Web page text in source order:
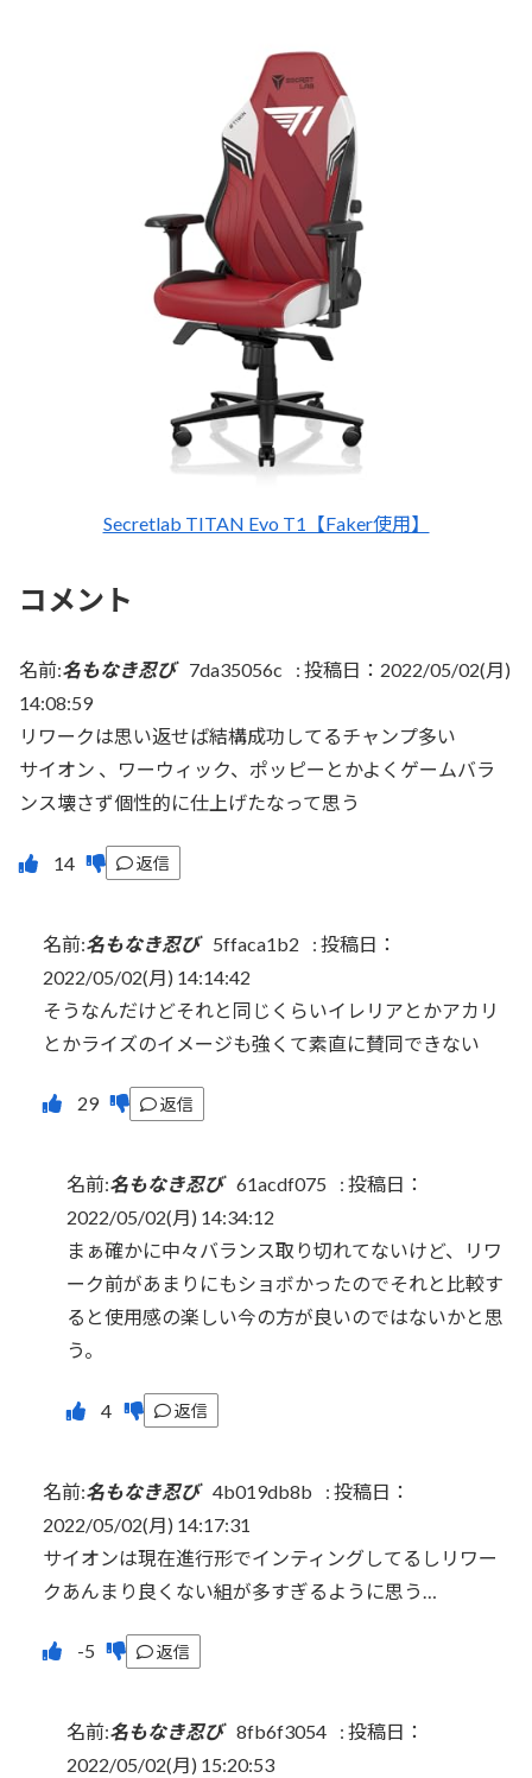
Secretlab TITAN Evo T1【Faker使用】
コメント
名前:名もなき忍び 7da35056c : 投稿日：2022/05/02(月)
14:08:59
リワークは思い返せば結構成功してるチャンプ多い
サイオン 、ワーウィック、ポッピーとかよくゲームバラ
ンス壊さず個性的に仕上げたなって思う
返信
名前:名もなき忍び 5ffaca1b2 : 投稿日：
2022/05/02(月) 14:14:42
そうなんだけどそれと同じくらいイレリアとかアカリ
とかライズのイメージも強くて素直に賛同できない
返信
名前:名もなき忍び 61acdf075 : 投稿日：
2022/05/02(月) 14:34:12
まぁ確かに中々バランス取り切れてないけど、リワ
ーク前があまりにもショボかったのでそれと比較す
ると使用感の楽しい今の方が良いのではないかと思
う。
返信
名前:名もなき忍び 4b019db8b : 投稿日：
2022/05/02(月) 14:17:31
サイオンは現在進行形でインティングしてるしリワー
クあんまり良くない組が多すぎるように思う…
返信
名前:名もなき忍び 8fb6f3054 : 投稿日：
2022/05/02(月) 15:20:53